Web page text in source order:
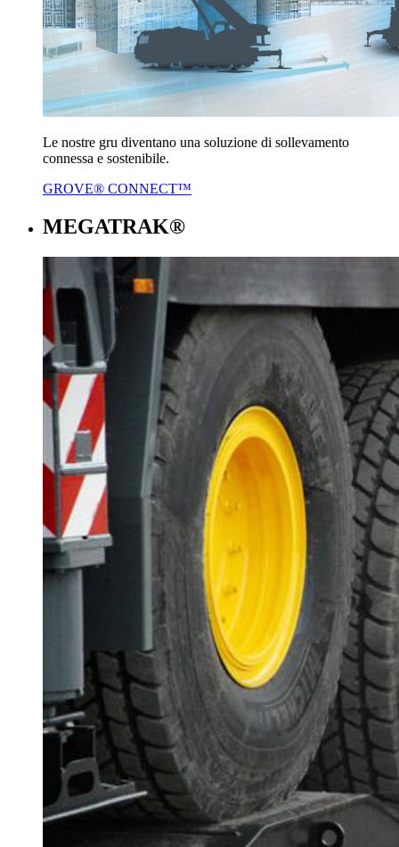
Le nostre gru diventano una soluzione di sollevamento
connessa e sostenibile.
GROVE® CONNECT™
MEGATRAK®